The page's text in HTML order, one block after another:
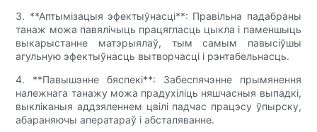
3. **Аптымізацыя эфектыўнасці**: Правільна падабраны
танаж можа павялічыць працягласць цыкла і паменшыць
выкарыстанне матэрыялаў, тым самым павысіўшы
агульную эфектыўнасць вытворчасці і рэнтабельнасць.
4. **Павышэнне бяспекі**: Забеспячэнне прымянення
належнага танажу можа прадухіліць няшчасныя выпадкі,
выкліканыя аддзяленнем цвілі падчас працэсу ўпырску,
абараняючы аператараў і абсталяванне.